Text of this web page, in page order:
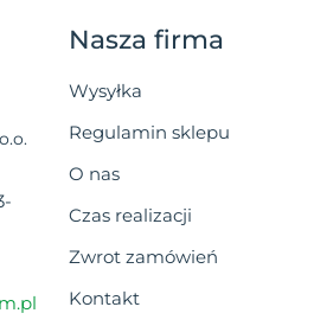
Nasza firma
Wysyłka
Regulamin sklepu
O nas
Czas realizacji
Zwrot zamówień
Kontakt